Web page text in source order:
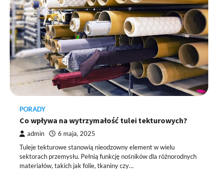
PORADY
Co wpływa na wytrzymałość tulei tekturowych?
admin 6 maja, 2025
Tuleje tekturowe stanowią nieodzowny element w wielu
sektorach przemysłu. Pełnią funkcję nośników dla różnorodnych
materiałów, takich jak folie, tkaniny czy…